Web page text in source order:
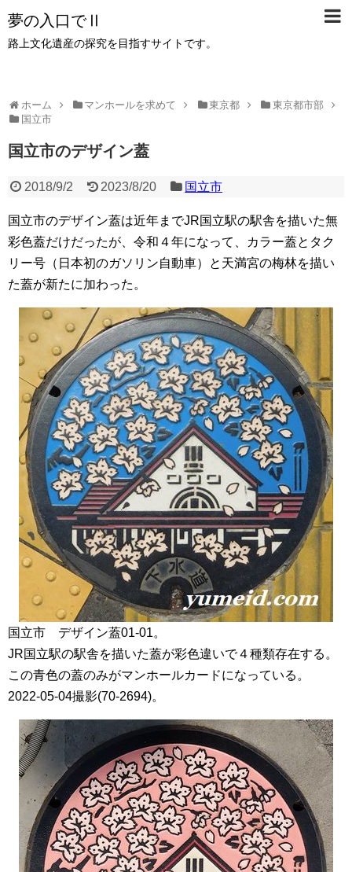
夢の入口でⅡ
路上文化遺産の探究を目指すサイトです。
ホーム マンホールを求めて 東京都
東京都市部
国立市
国立市のデザイン蓋
2018/9/2 2023/8/20 国立市
国立市のデザイン蓋は近年までJR国立駅の駅舎を描いた無
彩色蓋だけだったが、令和４年になって、カラー蓋とタク
リー号（日本初のガソリン自動車）と天満宮の梅林を描い
た蓋が新たに加わった。
国立市 デザイン蓋01-01。
JR国立駅の駅舎を描いた蓋が彩色違いで４種類存在する。
この青色の蓋のみがマンホールカードになっている。
2022-05-04撮影(70-2694)。